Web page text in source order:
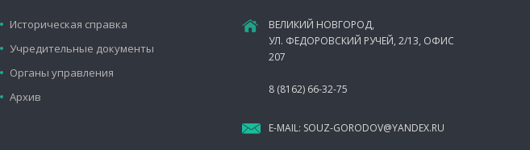
Историческая справка
Учредительные документы
Органы управления
Архив
ВЕЛИКИЙ НОВГОРОД,
УЛ. ФЕДОРОВСКИЙ РУЧЕЙ, 2/13, ОФИС
207
8 (8162) 66-32-75
E-MAIL: SOUZ-GORODOV@YANDEX.RU